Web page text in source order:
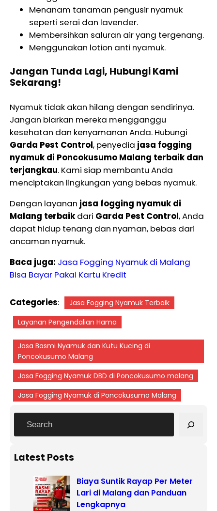
Menanam tanaman pengusir nyamuk
seperti serai dan lavender.
Membersihkan saluran air yang tergenang.
Menggunakan lotion anti nyamuk.
Jangan Tunda Lagi, Hubungi Kami
Sekarang!
Nyamuk tidak akan hilang dengan sendirinya.
Jangan biarkan mereka mengganggu
kesehatan dan kenyamanan Anda. Hubungi
Garda Pest Control, penyedia jasa fogging
nyamuk di Poncokusumo Malang terbaik dan
terjangkau. Kami siap membantu Anda
menciptakan lingkungan yang bebas nyamuk.
Dengan layanan jasa fogging nyamuk di
Malang terbaik dari Garda Pest Control, Anda
dapat hidup tenang dan nyaman, bebas dari
ancaman nyamuk.
Baca juga: Jasa Fogging Nyamuk di Malang
Bisa Bayar Pakai Kartu Kredit
Categories:
Jasa Fogging Nyamuk Terbaik
Layanan Pengendalian Hama
Jasa Basmi Nyamuk dan Kutu Kucing di
Poncokusumo Malang
Jasa Fogging Nyamuk DBD di Poncokusumo malang
Jasa Fogging Nyamuk di Poncokusumo Malang
rLatest Posts
Biaya Suntik Rayap Per Meter
Lari di Malang dan Panduan
Lengkapnya